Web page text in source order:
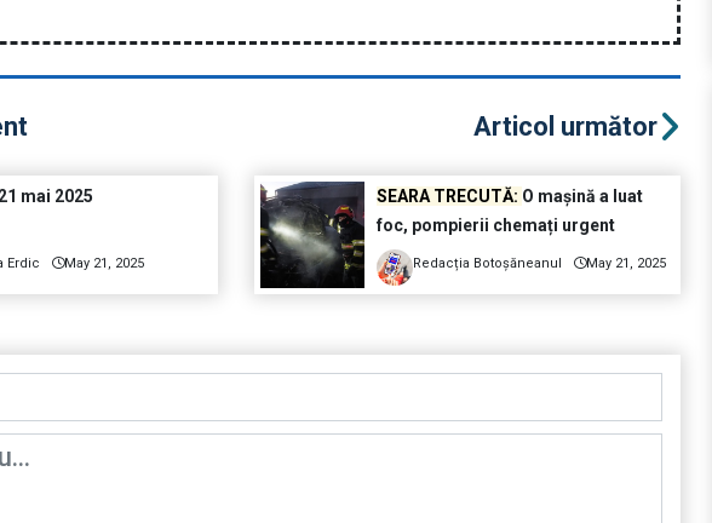
mai 2025
Erdic May 21, 2025
Articol următor
SEARA TRECUTĂ: O mașină a luat
foc, pompierii chemați urgent
Redacția Botoșăneanul May 21, 2025